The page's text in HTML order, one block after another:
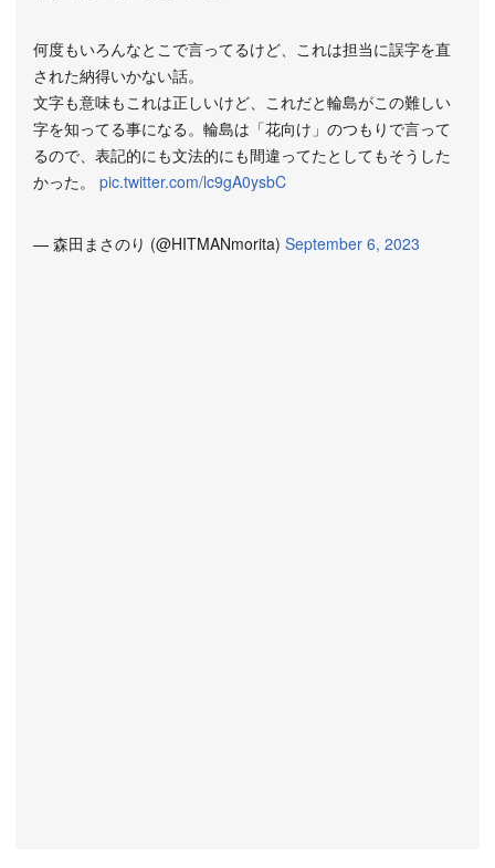
何度もいろんなとこで言ってるけど、これは担当に誤字を直
された納得いかない話。
文字も意味もこれは正しいけど、これだと輪島がこの難しい
字を知ってる事になる。輪島は「花向け」のつもりで言って
るので、表記的にも文法的にも間違ってたとしてもそうした
かった。 pic.twitter.com/lc9gA0ysbC
— 森田まさのり (@HITMANmorita) September 6, 2023